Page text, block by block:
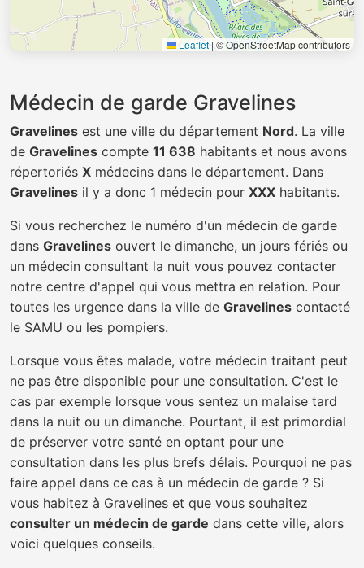
Leaflet| © OpenStreetMap contributors
Médecin de garde Gravelines
Gravelines est une ville du département Nord. La ville
de Gravelines compte 11 638 habitants et nous avons
répertoriés X médecins dans le département. Dans
Gravelines il y a donc 1 médecin pour XXX habitants.
Si vous recherchez le numéro d'un médecin de garde
dans Gravelines ouvert le dimanche, un jours fériés ou
un médecin consultant la nuit vous pouvez contacter
notre centre d'appel qui vous mettra en relation. Pour
toutes les urgence dans la ville de Gravelines contacté
le SAMU ou les pompiers.
Lorsque vous êtes malade, votre médecin traitant peut
ne pas être disponible pour une consultation. C'est le
cas par exemple lorsque vous sentez un malaise tard
dans la nuit ou un dimanche. Pourtant, il est primordial
de préserver votre santé en optant pour une
consultation dans les plus brefs délais. Pourquoi ne pas
faire appel dans ce cas à un médecin de garde ? Si
vous habitez à Gravelines et que vous souhaitez
consulter un médecin de garde dans cette ville, alors
voici quelques conseils.